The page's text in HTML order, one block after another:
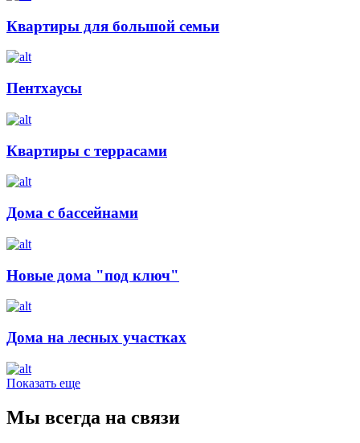
Квартиры для большой семьи
Пентхаусы
Квартиры с террасами
Дома с бассейнами
Новые дома "под ключ"
Дома на лесных участках
Показать еще
Мы всегда на связи